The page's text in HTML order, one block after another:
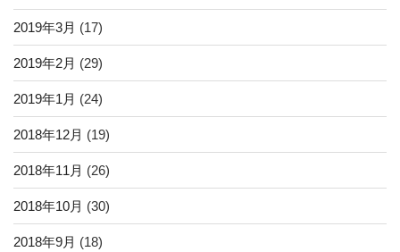
2019年3月 (17)
2019年2月 (29)
2019年1月 (24)
2018年12月 (19)
2018年11月 (26)
2018年10月 (30)
2018年9月 (18)